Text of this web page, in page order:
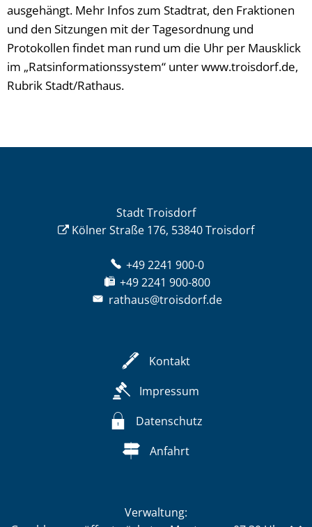
ausgehängt. Mehr Infos zum Stadtrat, den Fraktionen
und den Sitzungen mit der Tagesordnung und
Protokollen findet man rund um die Uhr per Mausklick
im „Ratsinformationssystem“ unter www.troisdorf.de,
Rubrik Stadt/Rathaus.
Stadt Troisdorf
Kölner Straße 176, 53840 Troisdorf
+49 2241 900-0
+49 2241 900-800
rathaus@troisdorf.de
Kontakt
Impressum
Datenschutz
Anfahrt
Verwaltung: